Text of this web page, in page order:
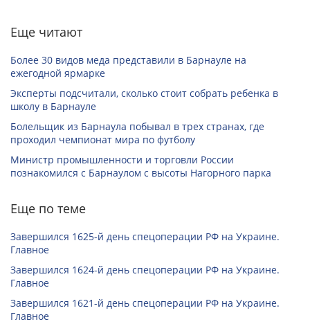
Еще читают
Более 30 видов меда представили в Барнауле на
ежегодной ярмарке
Эксперты подсчитали, сколько стоит собрать ребенка в
школу в Барнауле
Болельщик из Барнаула побывал в трех странах, где
проходил чемпионат мира по футболу
Министр промышленности и торговли России
познакомился с Барнаулом с высоты Нагорного парка
Еще по теме
Завершился 1625-й день спецоперации РФ на Украине.
Главное
Завершился 1624-й день спецоперации РФ на Украине.
Главное
Завершился 1621-й день спецоперации РФ на Украине.
Главное